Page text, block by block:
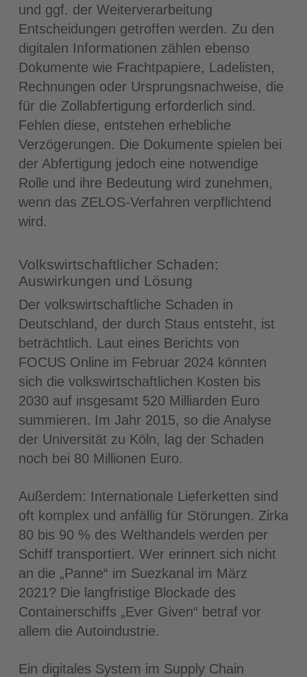
und ggf. der Weiterverarbeitung
Entscheidungen getroffen werden. Zu den
digitalen Informationen zählen ebenso
Dokumente wie Frachtpapiere, Ladelisten,
Rechnungen oder Ursprungsnachweise, die
für die Zollabfertigung erforderlich sind.
Fehlen diese, entstehen erhebliche
Verzögerungen. Die Dokumente spielen bei
der Abfertigung jedoch eine notwendige
Rolle und ihre Bedeutung wird zunehmen,
wenn das ZELOS-Verfahren verpflichtend
wird.
Volkswirtschaftlicher Schaden:
Auswirkungen und Lösung
Der volkswirtschaftliche Schaden in
Deutschland, der durch Staus entsteht, ist
beträchtlich. Laut eines Berichts von
FOCUS Online im Februar 2024 könnten
sich die volkswirtschaftlichen Kosten bis
2030 auf insgesamt 520 Milliarden Euro
summieren. Im Jahr 2015, so die Analyse
der Universität zu Köln, lag der Schaden
noch bei 80 Millionen Euro.
Außerdem: Internationale Lieferketten sind
oft komplex und anfällig für Störungen. Zirka
80 bis 90 % des Welthandels werden per
Schiff transportiert. Wer erinnert sich nicht
an die „Panne“ im Suezkanal im März
2021? Die langfristige Blockade des
Containerschiffs „Ever Given“ betraf vor
allem die Autoindustrie.
Ein digitales System im Supply Chain